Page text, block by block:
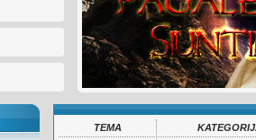
TEMA